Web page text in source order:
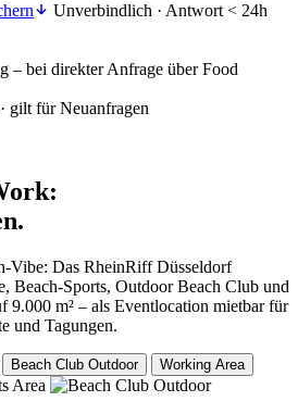
Unverbindlich · Antwort < 24h
– bei direkter Anfrage über Food
gilt für Neuanfragen
Vibe: Das RheinRiff Düsseldorf
Beach-Sports, Outdoor Beach Club und
9.000 m² – als Eventlocation mietbar für
und Tagungen.
Beach Club Outdoor Working Area